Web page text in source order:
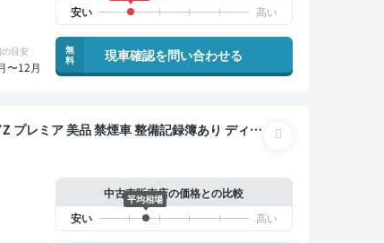
目安
〜12月
無
料
現車確認を問い合わせる
録簿あり ディス
ートキー ETC サンルーフ 電動バックドア
突軽減 両側電動スライドドア 7人乗り
中古車販売店の価格との比較
平均相場